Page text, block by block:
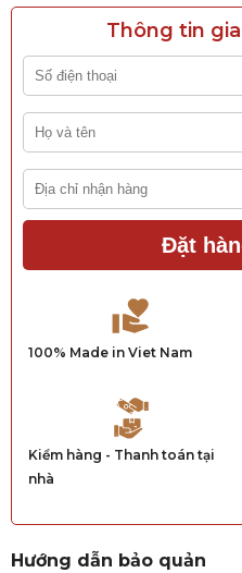
Thông tin
Đặt
100% Made in Viet Nam
Kiểm hàng - Thanh toán tại
nhà
Hướng dẫn bảo quản